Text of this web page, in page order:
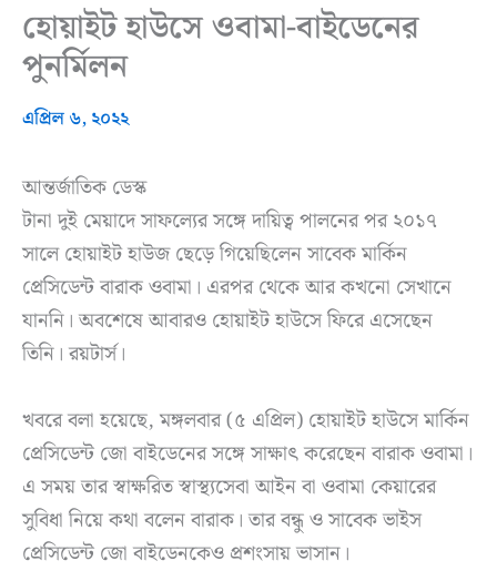
হোয়াইট হাউসে ওবামা-বাইডেনের
পুনর্মিলন
এপ্রিল ৬, ২০২২
আন্তর্জাতিক ডেস্ক
টানা দুই মেয়াদে সাফল্যের সঙ্গে দায়িত্ব পালনের পর ২০১৭
সালে হোয়াইট হাউজ ছেড়ে গিয়েছিলেন সাবেক মার্কিন
প্রেসিডেন্ট বারাক ওবামা। এরপর থেকে আর কখনো সেখানে
যাননি। অবশেষে আবারও হোয়াইট হাউসে ফিরে এসেছেন
তিনি। রয়টার্স।
খবরে বলা হয়েছে, মঙ্গলবার (৫ এপ্রিল) হোয়াইট হাউসে মার্কিন
প্রেসিডেন্ট জো বাইডেনের সঙ্গে সাক্ষাৎ করেছেন বারাক ওবামা।
এ সময় তার স্বাক্ষরিত স্বাস্থ্যসেবা আইন বা ওবামা কেয়ারের
সুবিধা নিয়ে কথা বলেন বারাক। তার বন্ধু ও সাবেক ভাইস
প্রেসিডেন্ট জো বাইডেনকেও প্রশংসায় ভাসান।